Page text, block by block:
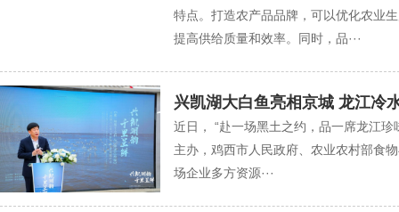
特点。打造农产品品牌，可以优化农业
提高供给质量和效率。同时，品···
兴凯湖大白鱼亮相京城 龙江冷
近日， “赴一场黑土之约，品一席龙江
主办，鸡西市人民政府、农业农村部食
场企业多方资源···